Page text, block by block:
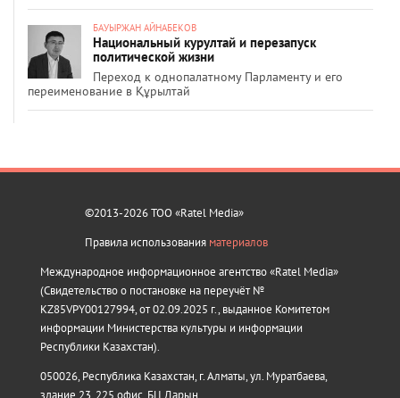
БАУЫРЖАН АЙНАБЕКОВ
Национальный курултай и перезапуск
политической жизни
Переход к однопалатному Парламенту и его
переименование в Құрылтай
©2013-2026 ТОО «Ratel Media»
Правила использования материалов
Международное информационное агентство «Ratel Media»
(Свидетельство о постановке на переучёт №
KZ85VPY00127994, от 02.09.2025 г., выданное Комитетом
информации Министерства культуры и информации
Республики Казахстан).
050026, Республика Казахстан, г. Алматы, ул. Муратбаева,